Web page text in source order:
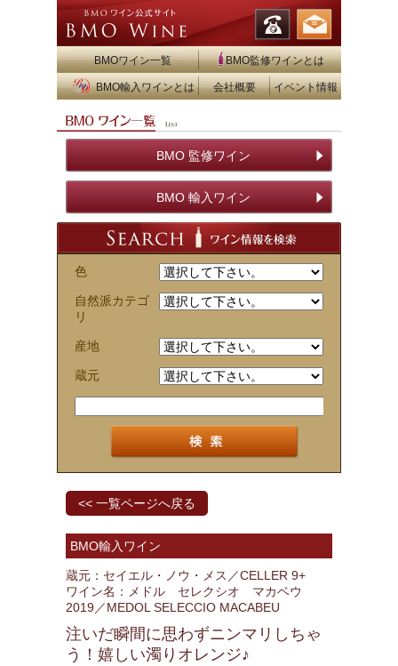
BMOワイン一覧 BMO監修ワインとは
BMO輸入ワインとは 会社概要 イベント情報
BMO 監修ワイン
BMO 輸入ワイン
色
自然派カテゴ
リ
産地
蔵元
<< 一覧ページへ戻る
BMO輸入ワイン
蔵元：セイエル・ノウ・メス／CELLER 9+
ワイン名：メドル セレクシオ マカベウ
2019／MEDOL SELECCIO MACABEU
注いだ瞬間に思わずニンマリしちゃ
う！嬉しい濁りオレンジ♪